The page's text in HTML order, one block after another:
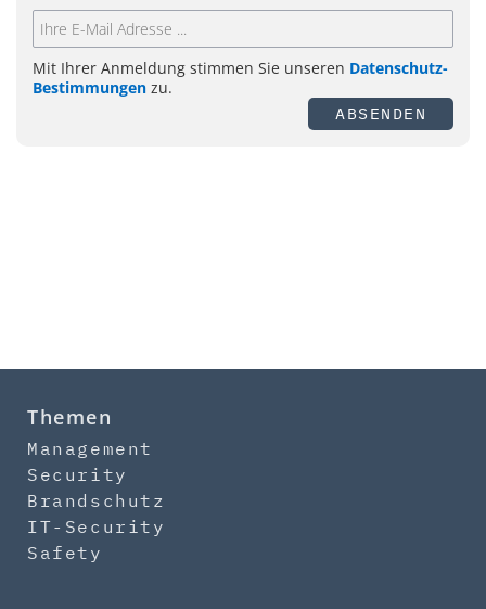
Mit Ihrer Anmeldung stimmen Sie unseren Datenschutz-
Bestimmungen zu.
ABSENDEN
Themen
Management
Security
Brandschutz
IT-Security
Safety